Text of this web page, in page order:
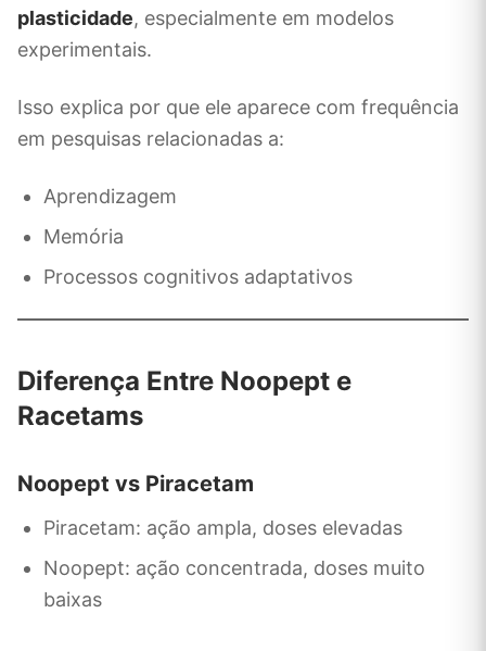
plasticidade, especialmente em modelos
experimentais.
Isso explica por que ele aparece com frequência
em pesquisas relacionadas a:
Aprendizagem
Memória
Processos cognitivos adaptativos
Diferença Entre Noopept e
Racetams
Noopept vs Piracetam
Piracetam: ação ampla, doses elevadas
Noopept: ação concentrada, doses muito
baixas